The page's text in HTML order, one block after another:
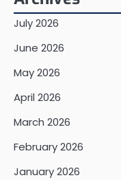
July 2026
June 2026
May 2026
April 2026
March 2026
February 2026
January 2026